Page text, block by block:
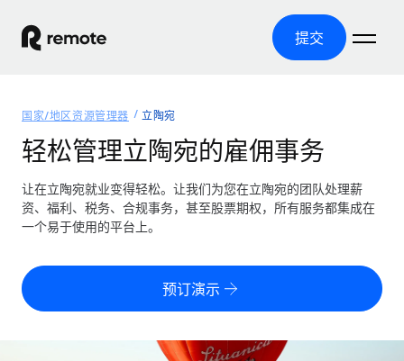
提交
产品
全球招聘
全球薪资管理
轻松运行合规薪资
零实体成本实现全球扩张
全球合规聘用合同工
覆盖全球
美国各州浏览器
资源
工具与计算器
误分类风险计算工具
定价
国家/地区资源管理器 立陶宛
轻松管理立陶宛的雇佣事务
让在立陶宛就业变得轻松。让我们为您在立陶宛的团队处理薪
资、福利、税务、合规事务，甚至股票期权，所有服务都集成在
一个易于使用的平台上。
预订演示